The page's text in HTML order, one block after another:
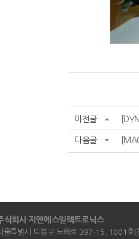
이전글
다음글
식회사 지앤에스일렉트로닉스
울특별시 도봉구 노해로 397-15,